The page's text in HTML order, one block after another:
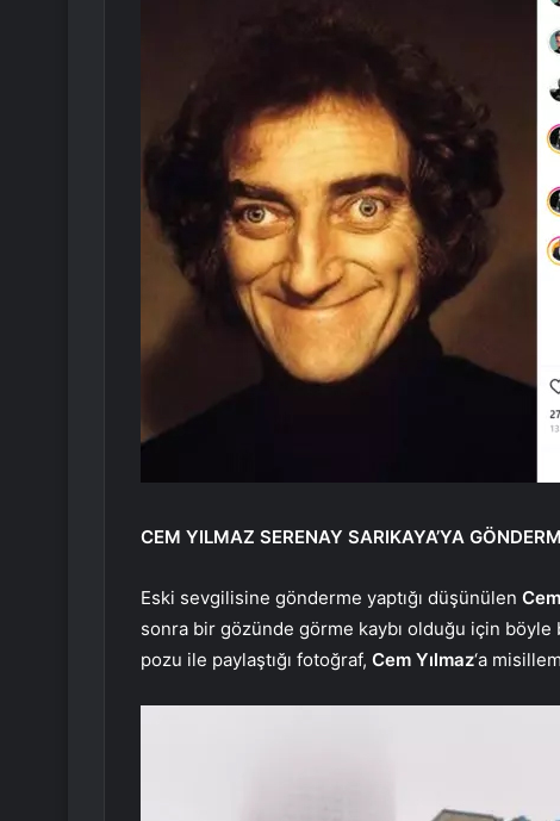
CEM YILMAZ SERENAY SARIKAYA’YA
Eski sevgilisine gönderme yaptığı düşünülen
sonra bir gözünde görme kaybı olduğu için böyle
pozu ile paylaştığı fotoğraf, Cem Yılmaz‘a